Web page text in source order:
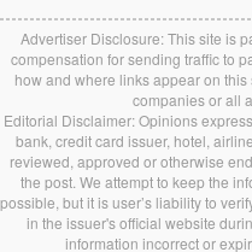
Advertiser Disclosure: This site is
compensation for sending traffic to
how and where links appear on
companies or all
Editorial Disclaimer: Opinions
bank, credit card issuer, hotel,
reviewed, approved or otherwise
the post. We attempt to keep the
possible, but it is user’s liability to
in the issuer's official website
information incorrect or